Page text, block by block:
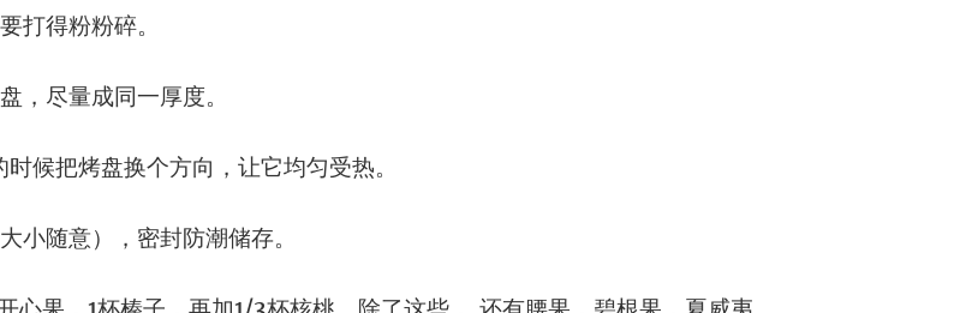
打得粉粉碎。
，尽量成同一厚度。
候把烤盘换个方向，让它均匀受热。
小随意），密封防潮储存。